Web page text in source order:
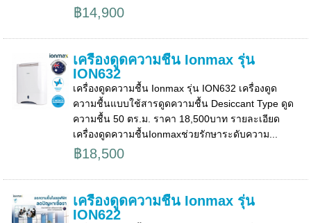
฿14,900
เครื่องดูดความชื้น Ionmax รุ่น
ION632
เครื่องดูดความชื้น Ionmax รุ่น ION632 เครื่องดูด
ความชื้นแบบใช้สารดูดความชื้น Desiccant Type ดูด
ความชื้น 50 ตร.ม. ราคา 18,500บาท รายละเอียด
เครื่องดูดความชื้นIonmaxช่วยรักษาระดับความ...
฿18,500
เครื่องดูดความชื้น Ionmax รุ่น
ION622